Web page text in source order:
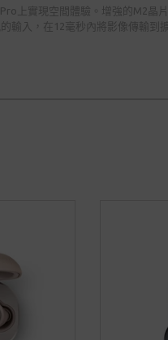
上實現空間體驗。增強的M2
輸入，在12毫秒內將影像傳輸到